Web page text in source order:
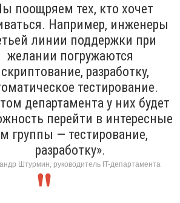
поощряем тех, кто хочет
Например, инженеры
линии поддержки при
желании погружаются
разработку,
тестирование.
департамента у них будет
перейти в интересные
группы — тестирование,
разработку».
Штурмин, руководитель IT-департамента